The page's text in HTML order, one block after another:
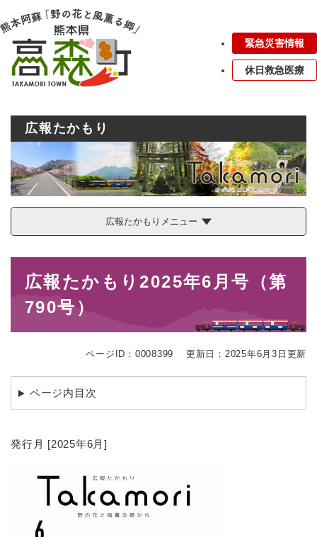
ー
ジ
メニューを飛ばして本文へ
緊急災害情報
休日救急医療
広報たかもり
広報たかもりメニュー
広報たかもり2025年6月号（第
790号）
ページID：0008399 更新日：2025年6月3日更新
ページ内目次
発行月 [2025年6月]